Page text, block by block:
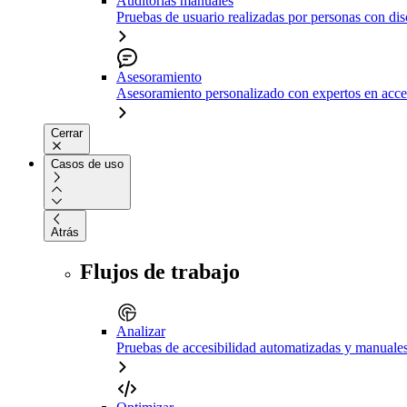
Pruebas de usuario realizadas por personas con
Asesoramiento
Asesoramiento personalizado con expertos en
Cerrar
Casos de uso
Atrás
Flujos de trabajo
Analizar
Pruebas de accesibilidad automatizadas y